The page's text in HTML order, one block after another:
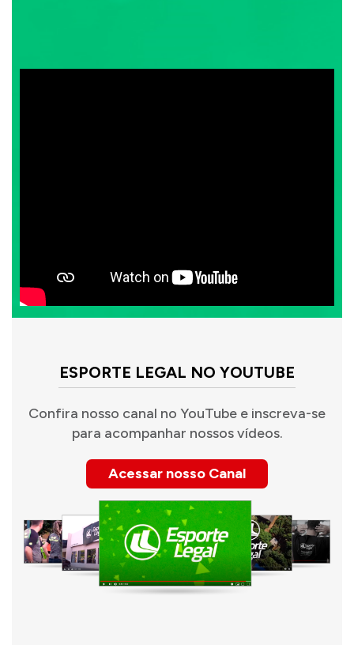
ESPORTE LEGAL NO YOUTUBE
Confira nosso canal no YouTube e inscreva-se
para acompanhar nossos vídeos.
Acessar nosso Canal